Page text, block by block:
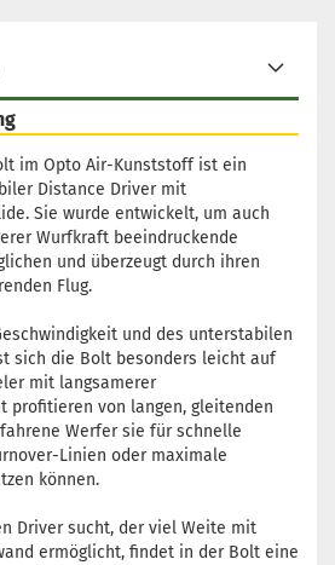
im Opto Air-Kunststoff ist ein
Distance Driver mit
Sie wurde entwickelt, um auch
Wurfkraft beeindruckende
und überzeugt durch ihren
Flug.
und des unterstabilen
sich die Bolt besonders leicht auf
mit langsamerer
profitieren von langen, gleitenden
Werfer sie für schnelle
Linien oder maximale
können.
Driver sucht, der viel Weite mit
ermöglicht, findet in der Bolt eine